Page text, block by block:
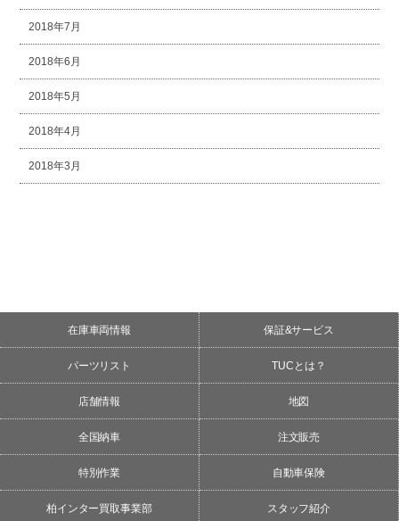
2018年7月
2018年6月
2018年5月
2018年4月
2018年3月
在庫車両情報 保証&サービス
パーツリスト TUCとは？
店舗情報 地図
全国納車 注文販売
特別作業 自動車保険
柏インター買取事業部 スタッフ紹介